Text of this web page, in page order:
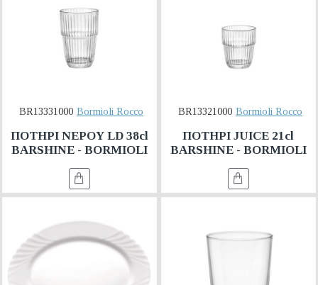
BR13331000 Bormioli Rocco
ΠΟΤΗΡΙ ΝΕΡΟΥ LD 38cl
BARSHINE - BORMIOLI
BR13321000 Bormioli Rocco
ΠΟΤΗΡΙ JUICE 21cl
BARSHINE - BORMIOLI